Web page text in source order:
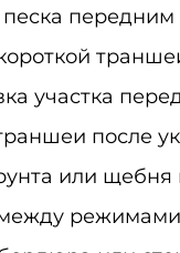
песка
участка
после
или щебня
режимами